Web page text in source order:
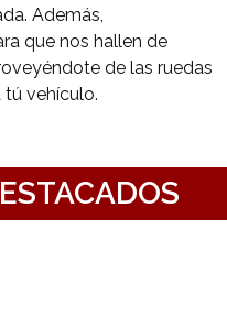
Además,
que nos hallen de
de las ruedas
vehículo.